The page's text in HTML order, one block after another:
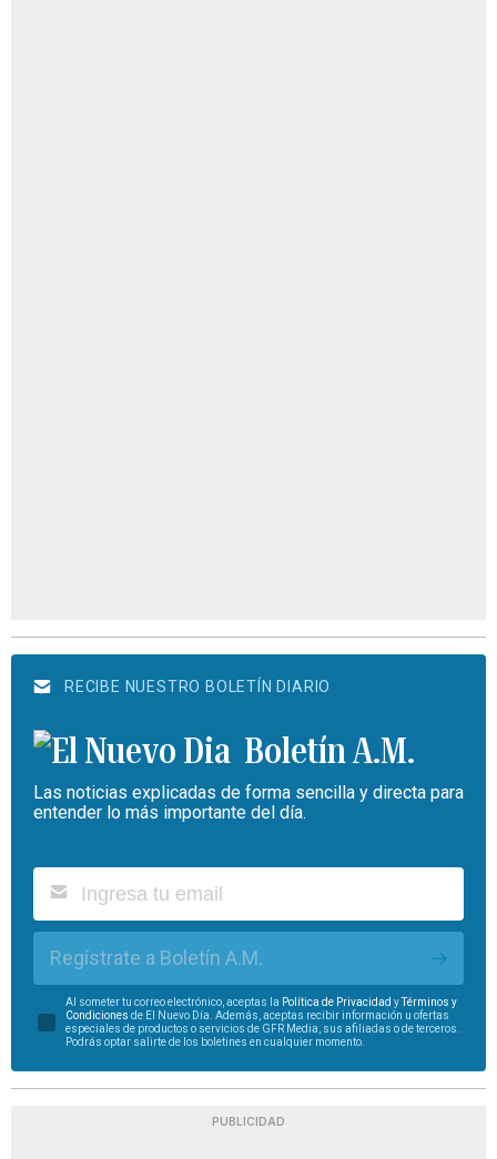
RECIBE NUESTRO BOLETÍN DIARIO
Boletín A.M.
Las noticias explicadas de forma sencilla y directa para
entender lo más importante del día.
Regístrate a Boletín A.M.
Al someter tu correo electrónico, aceptas la Política de Privacidad yTérminos y
Condiciones de El Nuevo Día. Además, aceptas recibir información u ofertas
especiales de productos o servicios de GFR Media, sus afiliadas o de terceros.
Podrás optar salirte de los boletines en cualquier momento.
PUBLICIDAD